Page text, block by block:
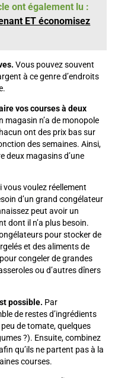
ont également lu :
ET économisez
Vous pouvez souvent
à ce genre d’endroits
vos courses à deux
magasin n’a de monopole
ont des prix bas sur
des semaines. Ainsi,
deux magasins d’une
vous voulez réellement
d’un grand congélateur
peut avoir un
dont il n’a plus besoin.
pour stocker de
et des aliments de
congeler de grandes
ou d’autres dîners
possible. Par
de restes d’ingrédients
de tomate, quelques
?). Ensuite, combinez
qu’ils ne partent pas à la
courses.